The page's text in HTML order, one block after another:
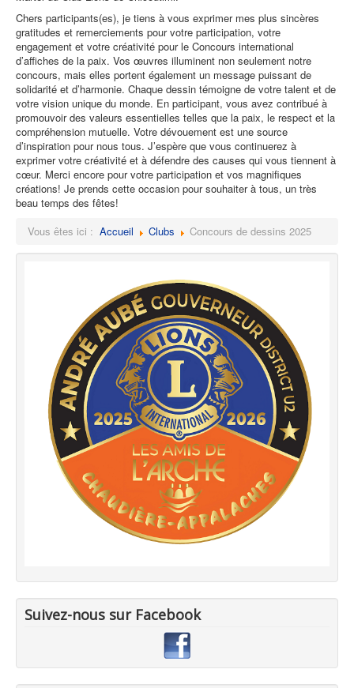
Chers participants(es), je tiens à vous exprimer mes plus sincères
gratitudes et remerciements pour votre participation, votre
engagement et votre créativité pour le Concours international
d’affiches de la paix. Vos œuvres illuminent non seulement notre
concours, mais elles portent également un message puissant de
solidarité et d’harmonie. Chaque dessin témoigne de votre talent et de
votre vision unique du monde. En participant, vous avez contribué à
promouvoir des valeurs essentielles telles que la paix, le respect et la
compréhension mutuelle. Votre dévouement est une source
d’inspiration pour nous tous. J’espère que vous continuerez à
exprimer votre créativité et à défendre des causes qui vous tiennent à
cœur. Merci encore pour votre participation et vos magnifiques
créations! Je prends cette occasion pour souhaiter à tous, un très
beau temps des fêtes!
Vous êtes ici : Accueil Clubs Concours de dessins 2025
Suivez-nous sur Facebook